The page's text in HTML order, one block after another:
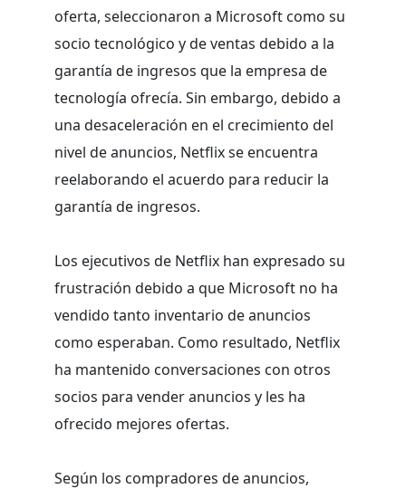
oferta, seleccionaron a Microsoft como su
socio tecnológico y de ventas debido a la
garantía de ingresos que la empresa de
tecnología ofrecía. Sin embargo, debido a
una desaceleración en el crecimiento del
nivel de anuncios, Netflix se encuentra
reelaborando el acuerdo para reducir la
garantía de ingresos.
Los ejecutivos de Netflix han expresado su
frustración debido a que Microsoft no ha
vendido tanto inventario de anuncios
como esperaban. Como resultado, Netflix
ha mantenido conversaciones con otros
socios para vender anuncios y les ha
ofrecido mejores ofertas.
Según los compradores de anuncios,